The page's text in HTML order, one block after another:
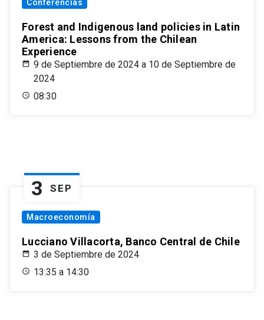
Conferencias
Forest and Indigenous land policies in Latin
America: Lessons from the Chilean
Experience
9 de Septiembre de 2024 a 10 de Septiembre de
2024
08:30
3 SEP
Macroeconomía
Lucciano Villacorta, Banco Central de Chile
3 de Septiembre de 2024
13:35 a 14:30